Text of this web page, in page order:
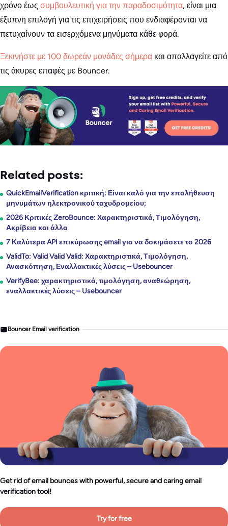
χρόνο έως συμβουλευτική για την παραδοσιμότητα, είναι μια
έξυπνη επιλογή για τις επιχειρήσεις που ενδιαφέρονται να
πετυχαίνουν τα εισερχόμενα μηνύματα κάθε φορά.
Ξεκινήστε με 100 δωρεάν μονάδες σήμερα και απαλλαγείτε από
τις άκυρες επαφές με Bouncer.
Related posts:
QuickEmailVerification κριτική: Είναι καλό για την επαλήθευση
μηνυμάτων ηλεκτρονικού ταχυδρομείου;
2026 Κριτικές ZeroBounce: Χαρακτηριστικά, Τιμολόγηση,
Ακρίβεια και άλλα
7 Καλύτερα API επικύρωσης email για να δοκιμάσετε το 2026
ValidTo: Valid Valid Valid: Χαρακτηριστικά, Τιμολόγηση,
Ανασκόπηση, Εναλλακτικές λύσεις – Usebouncer
VerifyBee: χαρακτηριστικά, τιμολόγηση, αναθεώρηση,
εναλλακτικές λύσεις – Usebouncer
Bouncer Email verification
Get rid of email bounces with powerful, secure and caring email
verification tool!
Try for free